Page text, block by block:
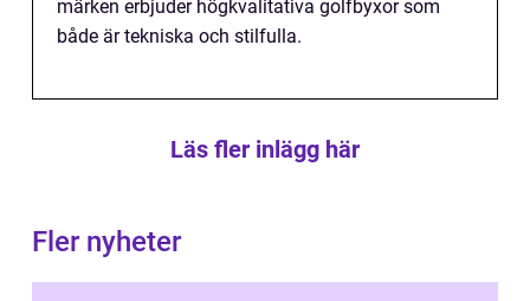
märken erbjuder högkvalitativa golfbyxor som
både är tekniska och stilfulla.
Läs fler inlägg här
Fler nyheter